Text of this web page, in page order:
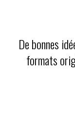
De bonnes
formats